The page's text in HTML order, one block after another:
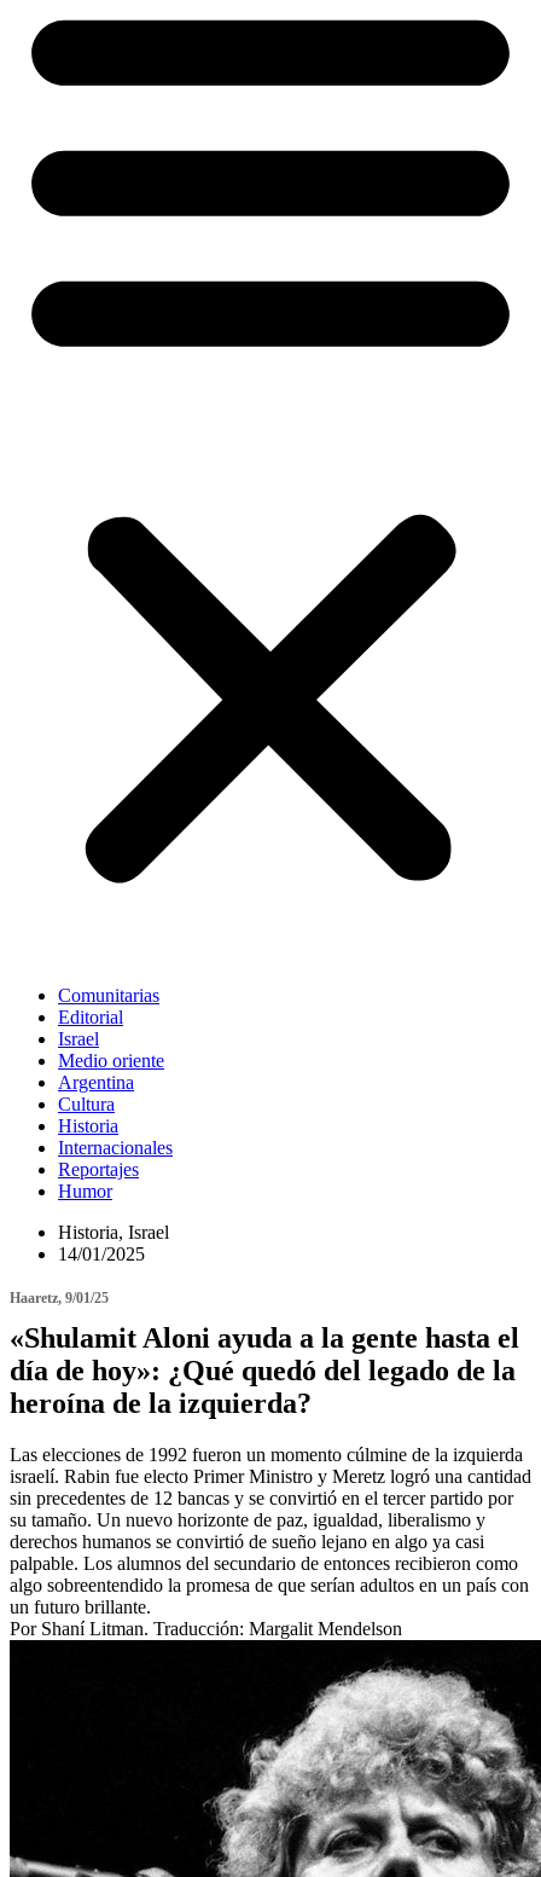
Comunitarias
Editorial
Israel
Medio oriente
Argentina
Cultura
Historia
Internacionales
Reportajes
Humor
Historia, Israel
14/01/2025
Haaretz, 9/01/25
«Shulamit Aloni ayuda a la gente hasta el
día de hoy»: ¿Qué quedó del legado de la
heroína de la izquierda?
Las elecciones de 1992 fueron un momento cúlmine de la izquierda
israelí. Rabin fue electo Primer Ministro y Meretz logró una cantidad
sin precedentes de 12 bancas y se convirtió en el tercer partido por
su tamaño. Un nuevo horizonte de paz, igualdad, liberalismo y
derechos humanos se convirtió de sueño lejano en algo ya casi
palpable. Los alumnos del secundario de entonces recibieron como
algo sobreentendido la promesa de que serían adultos en un país con
un futuro brillante.
Por Shaní Litman. Traducción: Margalit Mendelson